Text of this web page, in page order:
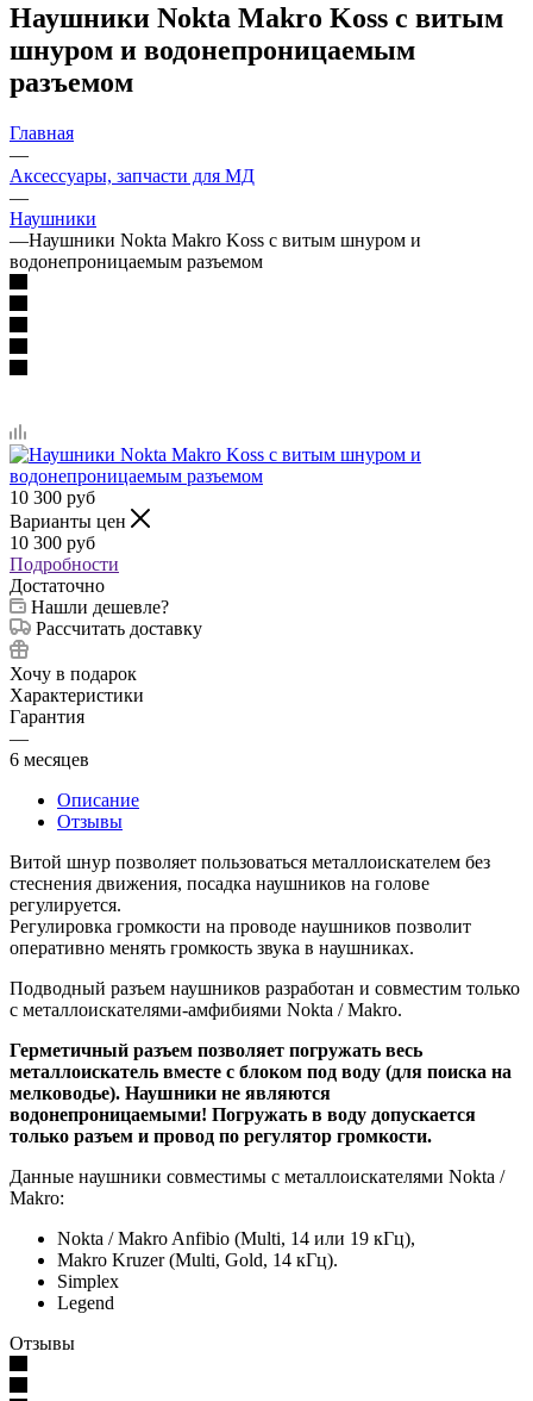
Наушники Nokta Makro Koss с витым
шнуром и водонепроницаемым
разъемом
Главная
—
Аксессуары, запчасти для МД
—
Наушники
—Наушники Nokta Makro Koss с витым шнуром и
водонепроницаемым разъемом
10 300 руб
Варианты цен
10 300 руб
Подробности
Достаточно
Нашли дешевле?
Рассчитать доставку
Хочу в подарок
Характеристики
Гарантия
—
6 месяцев
Описание
Отзывы
Витой шнур позволяет пользоваться металлоискателем без
стеснения движения, посадка наушников на голове
регулируется.
Регулировка громкости на проводе наушников позволит
оперативно менять громкость звука в наушниках.
Подводный разъем наушников разработан и совместим только
с металлоискателями-амфибиями Nokta / Makro.
Герметичный разъем позволяет погружать весь
металлоискатель вместе с блоком под воду (для поиска на
мелководье). Наушники не являются
водонепроницаемыми! Погружать в воду допускается
только разъем и провод по регулятор громкости.
Данные наушники совместимы с металлоискателями Nokta /
Makro:
Nokta / Makro Anfibio (Multi, 14 или 19 кГц),
Makro Kruzer (Multi, Gold, 14 кГц).
Simplex
Legend
Отзывы